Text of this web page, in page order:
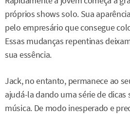
próprios shows solo. Sua
pelo empresário que consegue
Essas mudanças repentinas
sua essência.
Jack, no entanto, permanece ao
ajudá-la dando uma série de dicas
música. De modo inesperado e